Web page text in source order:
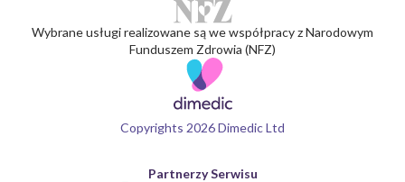
Copyrights 2026 Dimedic Ltd
Wybrane usługi realizowane są we współpracy z Narodowym
Funduszem Zdrowia (NFZ)
Partnerzy Serwisu